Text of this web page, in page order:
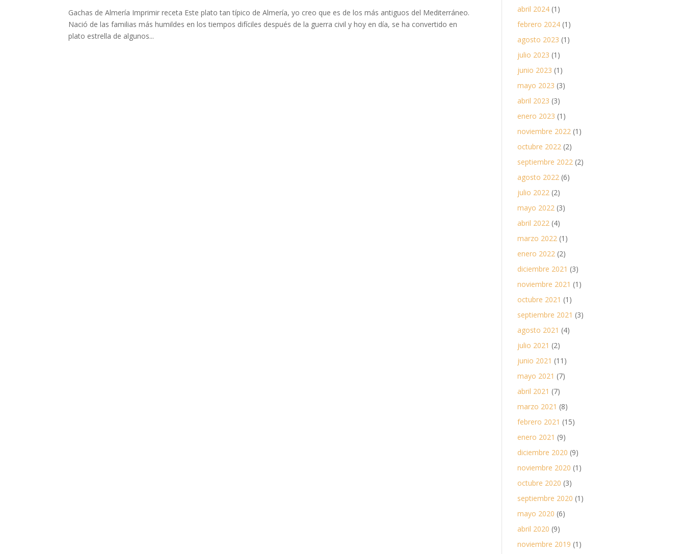
Gachas de Almería Imprimir receta Este plato tan típico de Almería, yo creo que es de los más antiguos del Mediterráneo.
Nació de las familias más humildes en los tiempos difíciles después de la guerra civil y hoy en día, se ha convertido en
plato estrella de algunos...
abril 2024 (1)
febrero 2024 (1)
agosto 2023 (1)
julio 2023 (1)
junio 2023 (1)
mayo 2023 (3)
abril 2023 (3)
enero 2023 (1)
noviembre 2022 (1)
octubre 2022 (2)
septiembre 2022 (2)
agosto 2022 (6)
julio 2022 (2)
mayo 2022 (3)
abril 2022 (4)
marzo 2022 (1)
enero 2022 (2)
diciembre 2021 (3)
noviembre 2021 (1)
octubre 2021 (1)
septiembre 2021 (3)
agosto 2021 (4)
julio 2021 (2)
junio 2021 (11)
mayo 2021 (7)
abril 2021 (7)
marzo 2021 (8)
febrero 2021 (15)
enero 2021 (9)
diciembre 2020 (9)
noviembre 2020 (1)
octubre 2020 (3)
septiembre 2020 (1)
mayo 2020 (6)
abril 2020 (9)
noviembre 2019 (1)